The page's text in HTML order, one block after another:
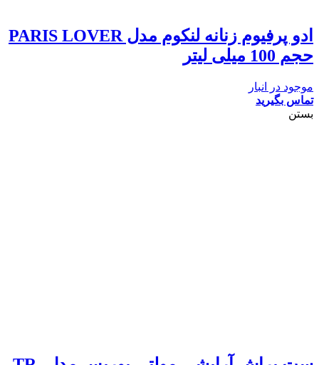
ادو پرفیوم زنانه لنکوم مدل PARIS LOVER
حجم 100 میلی لیتر
موجود در انبار
تماس بگیرید
بستن